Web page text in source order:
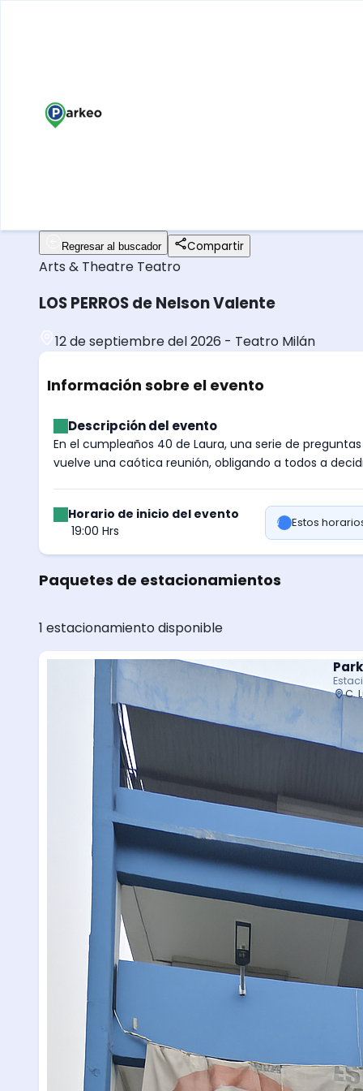
Regresar al buscador Compartir
Arts & Theatre Teatro
LOS PERROS de Nelson Valente
12 de septiembre del 2026 - Teatro Milán
Información sobre el evento
Descripción del evento
En el cumpleaños 40 de Laura, una serie de
vuelve una caótica reunión, obligando a todos a
Horario de inicio del evento
19:00 Hrs
Estos
Paquetes de estacionamientos
1 estacionamiento disponible
C.